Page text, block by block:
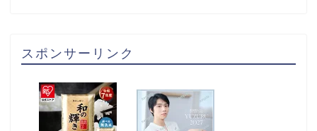
スポンサーリンク